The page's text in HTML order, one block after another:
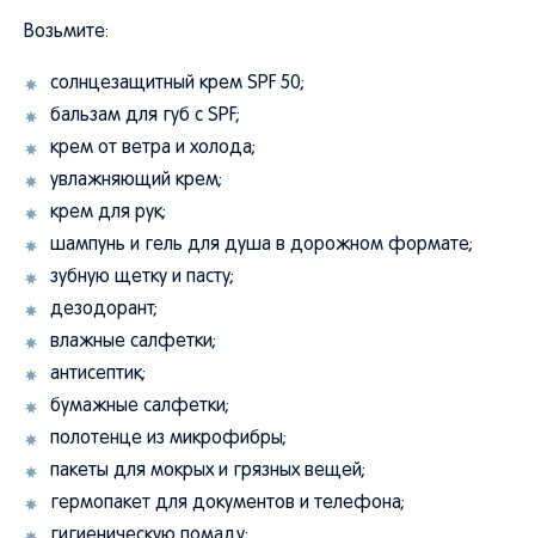
Возьмите:
солнцезащитный крем SPF 50;
бальзам для губ с SPF;
крем от ветра и холода;
увлажняющий крем;
крем для рук;
шампунь и гель для душа в дорожном формате;
зубную щетку и пасту;
дезодорант;
влажные салфетки;
антисептик;
бумажные салфетки;
полотенце из микрофибры;
пакеты для мокрых и грязных вещей;
гермопакет для документов и телефона;